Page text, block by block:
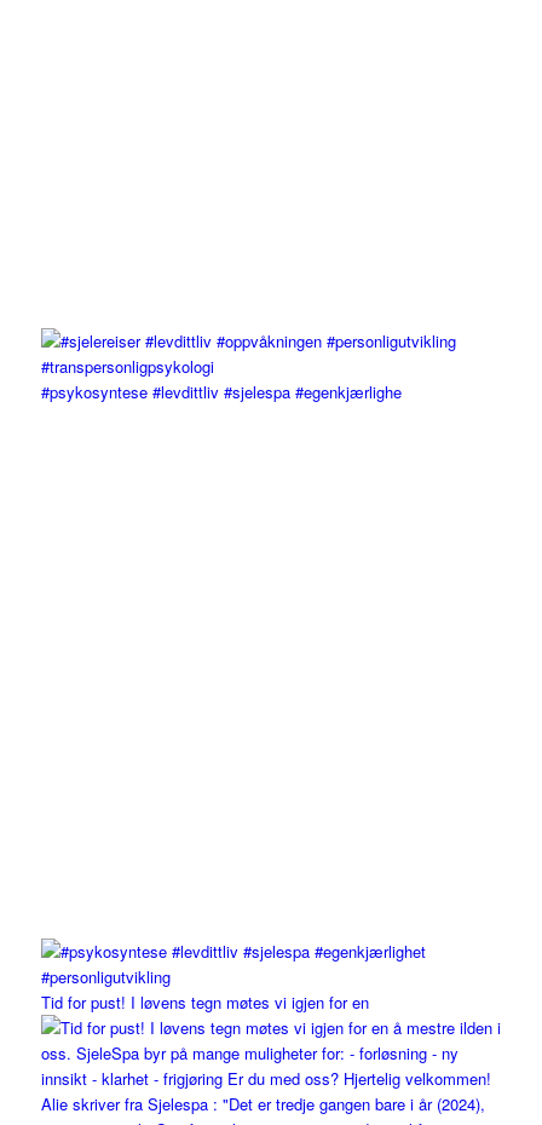
#psykosyntese #levdittliv #sjelespa #egenkjærlighe
Tid for pust! I løvens tegn møtes vi igjen for en